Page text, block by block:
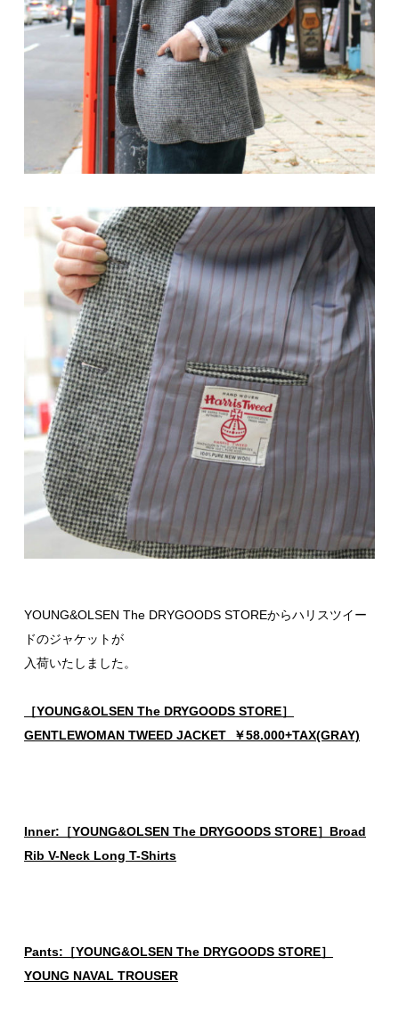
YOUNG&OLSEN The DRYGOODS STOREからハリスツイー
ドのジャケットが
入荷いたしました。
［YOUNG&OLSEN The DRYGOODS STORE］
GENTLEWOMAN TWEED JACKET ￥58.000+TAX(GRAY)
Inner:［YOUNG&OLSEN The DRYGOODS STORE］Broad
Rib V-Neck Long T-Shirts
Pants:［YOUNG&OLSEN The DRYGOODS STORE］
YOUNG NAVAL TROUSER